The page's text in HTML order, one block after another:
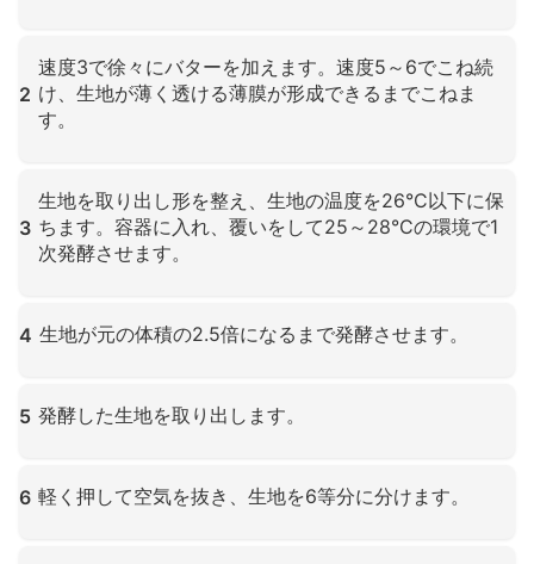
2
速度3で徐々にバターを加えます。速度5～6でこね続
け、生地が薄く透ける薄膜が形成できるまでこねま
す。
3
生地を取り出し形を整え、生地の温度を26°C以下に保
ちます。容器に入れ、覆いをして25～28°Cの環境で1
次発酵させます。
4 生地が元の体積の2.5倍になるまで発酵させます。
5 発酵した生地を取り出します。
6 軽く押して空気を抜き、生地を6等分に分けます。